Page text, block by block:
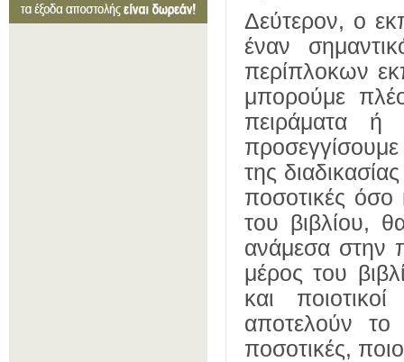
Δεύτερον, ο
έναν
περίπλοκων
μπορούμε
πειράματα ή
της
ποσοτικές όσο
του βιβλίου,
ανάμεσα στην
μέρος του
και
αποτελούν το
ποσοτικές,